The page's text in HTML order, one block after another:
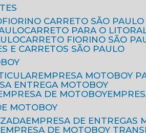
FIORINO CARRETO SÃO PAULO
CARRETO PARA O
CARRETO FIORINO SÃO
E CARRETOS SÃO PAULO
EMPRESA MOTOBOY
ENTREGA MOTOBOY
EMPRESA DE MOTOBOY
MOTOBOY
EMPRESA DE ENTREGAS
EMPRESA DE MOTOBOY